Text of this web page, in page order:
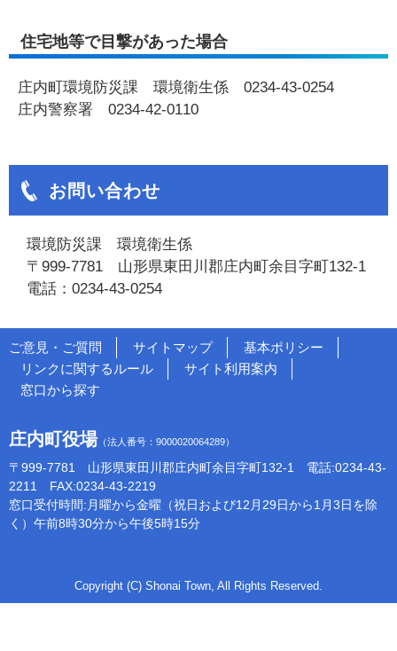
住宅地等で目撃があった場合
庄内町環境防災課 環境衛生係 0234-43-0254
庄内警察署 0234-42-0110
お問い合わせ
環境防災課 環境衛生係
〒999-7781 山形県東田川郡庄内町余目字町132-1
電話：0234-43-0254
ご意見・ご質問 サイトマップ
基本ポリシー
リンクに関するルール
サイト利用案内
窓口から探す
庄内町役場（法人番号：9000020064289）
〒999-7781 山形県東田川郡庄内町余目字町132-1 電話:0234-43-
2211 FAX:0234-43-2219
窓口受付時間:月曜から金曜（祝日および12月29日から1月3日を除
く）午前8時30分から午後5時15分
Copyright (C) Shonai Town, All Rights Reserved.